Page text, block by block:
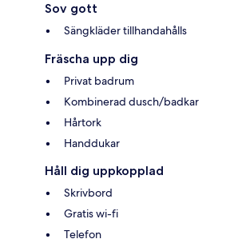
Sov gott
Sängkläder tillhandahålls
Fräscha upp dig
Privat badrum
Kombinerad dusch/badkar
Hårtork
Handdukar
Håll dig uppkopplad
Skrivbord
Gratis wi-fi
Telefon